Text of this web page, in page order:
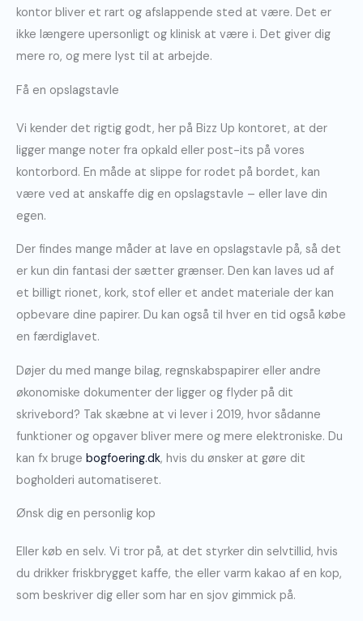
kontor bliver et rart og afslappende sted at være. Det er
ikke længere upersonligt og klinisk at være i. Det giver dig
mere ro, og mere lyst til at arbejde.
Få en opslagstavle
Vi kender det rigtig godt, her på Bizz Up kontoret, at der
ligger mange noter fra opkald eller post-its på vores
kontorbord. En måde at slippe for rodet på bordet, kan
være ved at anskaffe dig en opslagstavle – eller lave din
egen.
Der findes mange måder at lave en opslagstavle på, så det
er kun din fantasi der sætter grænser. Den kan laves ud af
et billigt rionet, kork, stof eller et andet materiale der kan
opbevare dine papirer. Du kan også til hver en tid også købe
en færdiglavet.
Døjer du med mange bilag, regnskabspapirer eller andre
økonomiske dokumenter der ligger og flyder på dit
skrivebord? Tak skæbne at vi lever i 2019, hvor sådanne
funktioner og opgaver bliver mere og mere elektroniske. Du
kan fx bruge bogfoering.dk, hvis du ønsker at gøre dit
bogholderi automatiseret.
Ønsk dig en personlig kop
Eller køb en selv. Vi tror på, at det styrker din selvtillid, hvis
du drikker friskbrygget kaffe, the eller varm kakao af en kop,
som beskriver dig eller som har en sjov gimmick på.